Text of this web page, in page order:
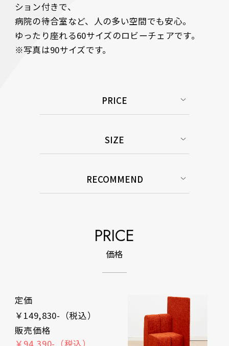
ション付きで、
病院の待合室など、人の多い空間でも安心。
ゆったり座れる60サイズのロビーチェアです。
※写真は90サイズです。
PRICE
SIZE
RECOMMEND
PRICE
価格
定価
￥149,830-（税込）
販売価格
￥94,390-（税込）